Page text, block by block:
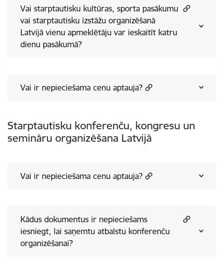
Vai starptautisku kultūras, sporta pasākumu
vai starptautisku izstāžu organizēšanā
Latvijā vienu apmeklētāju var ieskaitīt katru
dienu pasākumā?
Vai ir nepieciešama cenu aptauja?
Starptautisku konferenču, kongresu un
semināru organizēšana Latvijā
Vai ir nepieciešama cenu aptauja?
Kādus dokumentus ir nepieciešams
iesniegt, lai saņemtu atbalstu konferenču
organizēšanai?